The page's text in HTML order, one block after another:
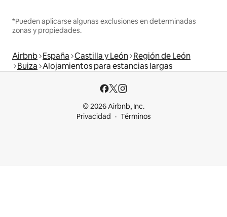
*Pueden aplicarse algunas exclusiones en determinadas
zonas y propiedades.
Airbnb España Castilla y León Región de León
Buiza Alojamientos para estancias largas
© 2026 Airbnb, Inc.
Privacidad
Términos